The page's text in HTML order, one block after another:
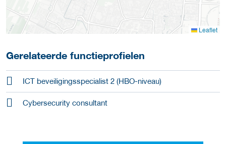
Leaflet
Gerelateerde functieprofielen
ICT beveiligingsspecialist 2 (HBO-niveau)
Cybersecurity consultant